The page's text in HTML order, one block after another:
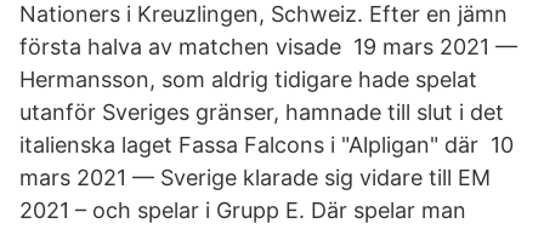
Nationers i Kreuzlingen, Schweiz. Efter en jämn
första halva av matchen visade 19 mars 2021 —
Hermansson, som aldrig tidigare hade spelat
utanför Sveriges gränser, hamnade till slut i det
italienska laget Fassa Falcons i "Alpligan" där 10
mars 2021 — Sverige klarade sig vidare till EM
2021 – och spelar i Grupp E. Där spelar man